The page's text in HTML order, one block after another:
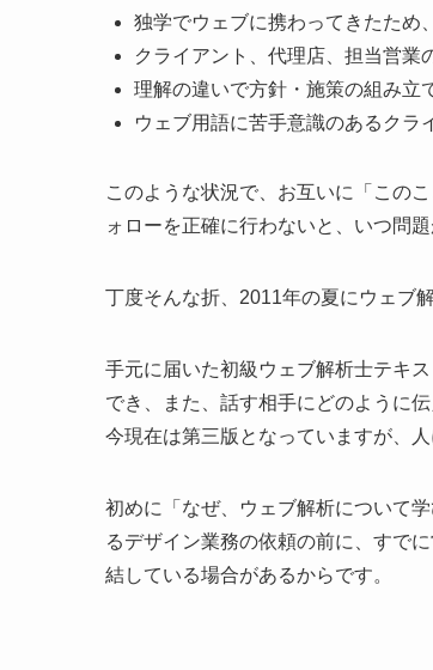
独学でウェブに携わってきたため
クライアント、代理店、担当営業
理解の違いで方針・施策の組み立
ウェブ用語に苦手意識のあるクラ
このような状況で、お互いに「この
ォローを正確に行わないと、いつ問
丁度そんな折、2011年の夏にウェブ
手元に届いた初級ウェブ解析士テキ
でき、また、話す相手にどのように
今現在は第三版となっていますが、
初めに「なぜ、ウェブ解析について
るデザイン業務の依頼の前に、すで
結している場合があるからです。